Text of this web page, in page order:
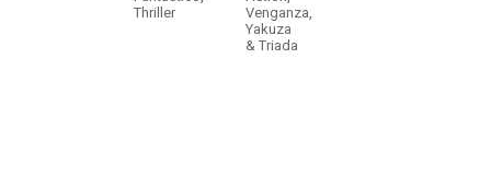
Thriller
Venganza,
Yakuza
& Triada